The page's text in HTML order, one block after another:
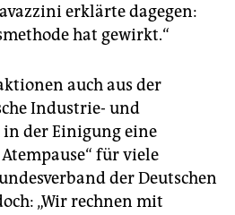
erklärte da­gegen:
hat gewirkt.“
auch aus der
Industrie- und
der Einigung eine
für viele
der Deutschen
„Wir rechnen mit